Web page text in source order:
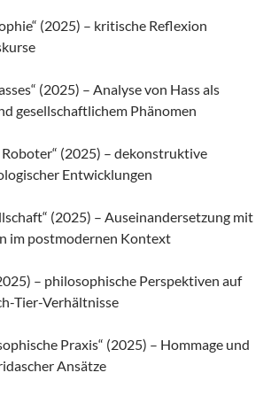
(2025) – kritische Reflexion
(2025) – Analyse von Hass als
gesellschaftlichem Phänomen
(2025) – dekonstruktive
Entwicklungen
(2025) – Auseinandersetzung mit
im postmodernen Kontext
– philosophische Perspektiven auf
Tier-Verhältnisse
Praxis“ (2025) – Hommage und
Ansätze